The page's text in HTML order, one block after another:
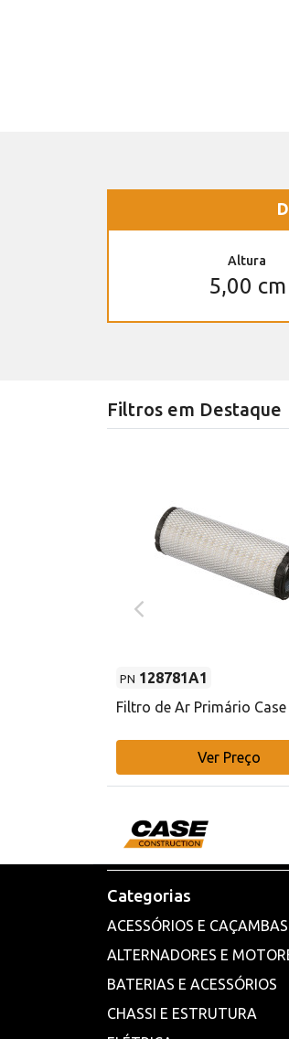
Altura
5,00 cm
Filtros em Destaque
PN 128781A1
Filtro de Ar Primário Case
Ver Preço
Categorias
ACESSÓRIOS E CAÇAMBAS
ALTERNADORES E
BATERIAS E ACESSÓRIOS
CHASSI E ESTRUTURA